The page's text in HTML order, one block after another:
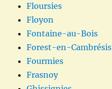
Floursies
Floyon
Fontaine-au-Bois
Forest-en-Cambrésis
Fourmies
Frasnoy